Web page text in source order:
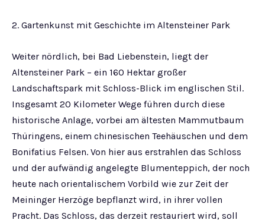
2. Gartenkunst mit Geschichte im Altensteiner Park
Weiter nördlich, bei Bad Liebenstein, liegt der
Altensteiner Park – ein 160 Hektar großer
Landschaftspark mit Schloss-Blick im englischen Stil.
Insgesamt 20 Kilometer Wege führen durch diese
historische Anlage, vorbei am ältesten Mammutbaum
Thüringens, einem chinesischen Teehäuschen und dem
Bonifatius Felsen. Von hier aus erstrahlen das Schloss
und der aufwändig angelegte Blumenteppich, der noch
heute nach orientalischem Vorbild wie zur Zeit der
Meininger Herzöge bepflanzt wird, in ihrer vollen
Pracht. Das Schloss, das derzeit restauriert wird, soll